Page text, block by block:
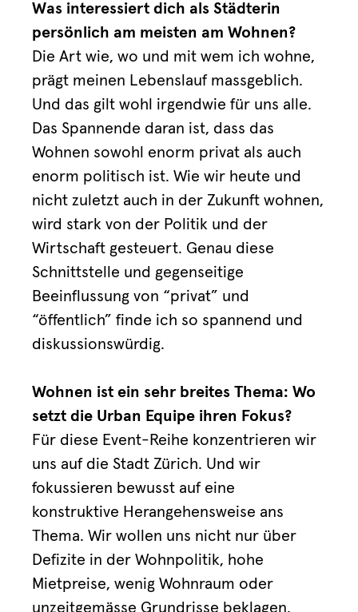
Was interessiert dich als Städterin
persönlich am meisten am Wohnen?
Die Art wie, wo und mit wem ich wohne,
prägt meinen Lebenslauf massgeblich.
Und das gilt wohl irgendwie für uns alle.
Das Spannende daran ist, dass das
Wohnen sowohl enorm privat als auch
enorm politisch ist. Wie wir heute und
nicht zuletzt auch in der Zukunft wohnen,
wird stark von der Politik und der
Wirtschaft gesteuert. Genau diese
Schnittstelle und gegenseitige
Beeinflussung von “privat” und
“öffentlich” finde ich so spannend und
diskussionswürdig.
Wohnen ist ein sehr breites Thema: Wo
setzt die Urban Equipe ihren Fokus?
Für diese Event-Reihe konzentrieren wir
uns auf die Stadt Zürich. Und wir
fokussieren bewusst auf eine
konstruktive Herangehensweise ans
Thema. Wir wollen uns nicht nur über
Defizite in der Wohnpolitik, hohe
Mietpreise, wenig Wohnraum oder
unzeitgemässe Grundrisse beklagen.